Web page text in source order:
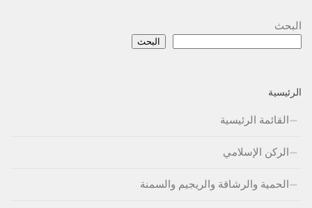
البحث
البحث
الرئيسية
القائمة الرئيسية
الركن الإسلامي
الحمية والرشاقة والريجيم والسمنة